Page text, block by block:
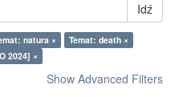
Idź
natura ×
Temat: death ×
2024] ×
Show Advanced Filters